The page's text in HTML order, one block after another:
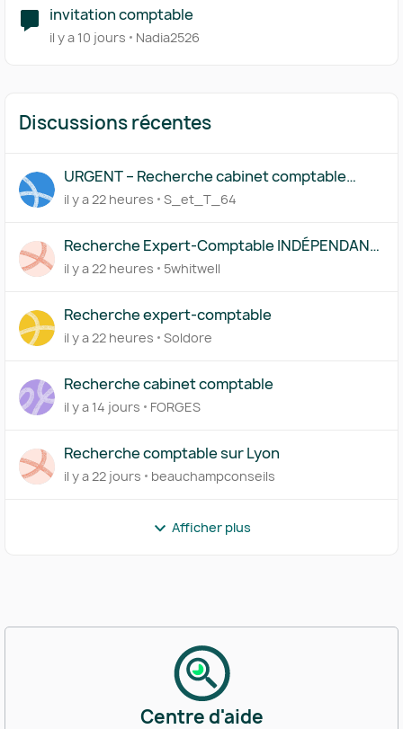
invitation comptable
il y a 10 jours Nadia2526
Discussions récentes
URGENT – Recherche cabinet comptable
Pennylane – Start-up technologique
internationale
il y a 22 heures S_et_T_64
Recherche Expert-Comptable INDÉPENDANT
(Solo) – SARL Para-hôtellerie – Anglais
il y a 22 heures 5whitwell
Recherche expert-comptable
il y a 22 heures Soldore
Recherche cabinet comptable
il y a 14 jours FORGES
Recherche comptable sur Lyon
il y a 22 jours beauchampconseils
Afficher plus
Centre d'aide